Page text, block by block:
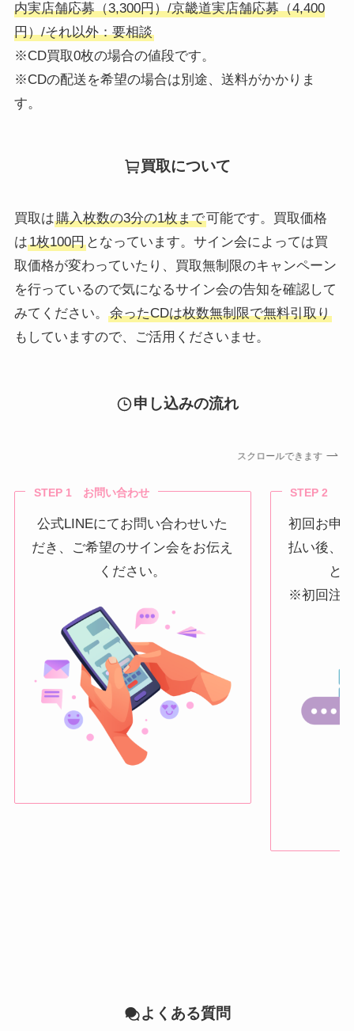
内実店舗応募（3,300円）/京畿道実店舗応募（4,400
円）/それ以外：要相談
※CD買取0枚の場合の値段です。
※CDの配送を希望の場合は別途、送料がかかりま
す。
買取について
買取は購入枚数の3分の1枚まで可能です。買取価格
は1枚100円となっています。サイン会によっては買
取価格が変わっていたり、買取無制限のキャンペーン
を行っているので気になるサイン会の告知を確認して
みてください。
余ったCDは枚数無制限で無料引取り
もしていますので、ご活用くださいませ。
申し込みの流れ
スクロールできます
STEP 1 お問い合わせ
公式LINEにてお問い合わせいた
だき、ご希望のサイン会をお伝え
ください。
STEP 2 ご
初回お申
払い後、
と
※初回注
よくある質問